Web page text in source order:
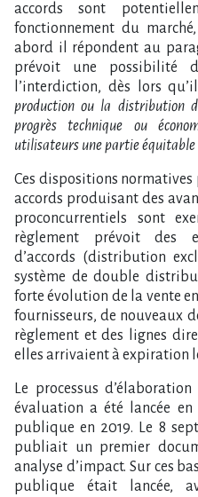
accords sont
fonctionnement du
abord il répondent au
prévoit une possibilité
l’interdiction, dès lors
production ou la distribution
progrès technique ou
utilisateurs une partie
Ces dispositions normatives
accords produisant des
proconcurrentiels sont
règlement prévoit des
d’accords (distribution
système de double
forte évolution de la vente
fournisseurs, de nouveaux
règlement et des lignes
elles arrivaient à expiration
Le processus
évaluation a été lancée
publique en 2019. Le 8
publiait un premier
analyse d’impact. Sur ces
publique était lancée,